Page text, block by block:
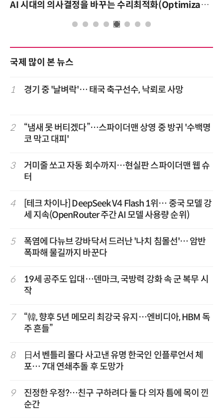
AI 시대의 의사결정을 바꾸는 수리최적화(Optimization): 실제 산업 적용 사례와 활용 전략
국제 많이 본 뉴스
1 경기 중 '날벼락'… 태국 축구선수, 낙뢰로 사망
2
“냄새 못 버티겠다”…스파이더맨 상영 중 방귀 '수백명
코 막고 대피'
3
거미줄 쏘고 자동 회수까지…현실판 스파이더맨 웹 슈
터
4
[테크 차이나] DeepSeek V4 Flash 1위… 중국 모델 강
세 지속(OpenRouter 주간 AI 모델 사용량 순위)
5
폭염에 다뉴브 강바닥서 드러난 '나치 침몰선'… 암반
폭파해 물길까지 바꾼다
6
19세 공주도 입대…덴마크, 국방력 강화 속 군 복무 시
작
7
“韓, 향후 5년 메모리 최강국 유지…엔비디아, HBM 독
주 흔들”
8
日서 벤틀리 몰다 사고낸 유명 한국인 인플루언서 체
포… 7대 연쇄추돌 후 도망가
9
진정한 우정?…친구 구하려다 둘 다 의자 틈에 목이 낀
순간